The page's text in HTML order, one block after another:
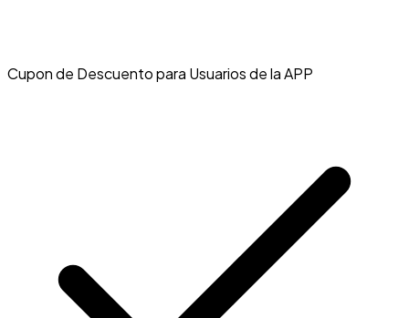
Cupon de Descuento para Usuarios de la APP